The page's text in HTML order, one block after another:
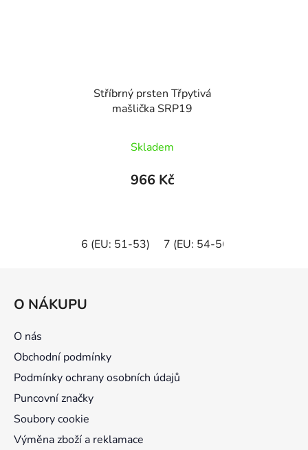
Stříbrný prsten Třpytivá
mašlička SRP19
Skladem
966 Kč
6 (EU: 51-53) 7 (EU: 54-56)
O NÁKUPU
O nás
Obchodní podmínky
Podmínky ochrany osobních údajů
Puncovní značky
Soubory cookie
Výměna zboží a reklamace